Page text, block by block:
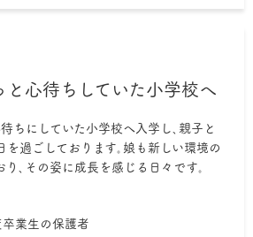
と心待ちしていた小学校へ
ちにしていた小学校へ入学し､親子と
を過ごしております｡娘も新しい環境の
り､その姿に成長を感じる日々です｡
業生の保護者